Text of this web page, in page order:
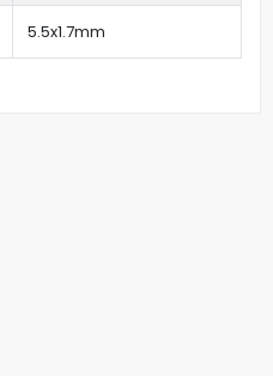
5.5x1.7mm